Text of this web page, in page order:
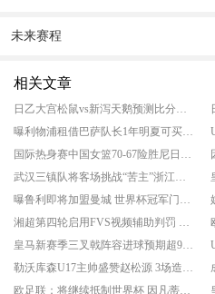
未来赛程
相关文章